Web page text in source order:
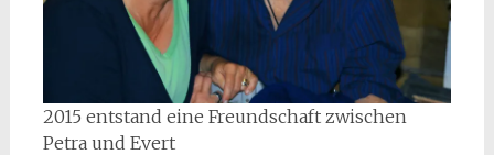
2015 entstand eine Freundschaft zwischen
Petra und Evert